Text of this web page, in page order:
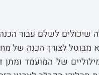
שיכולים לשלם עבור
מבוטל לצורך הכנה של
של המועמד